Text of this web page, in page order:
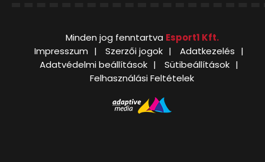
Minden jog fenntartva Esport1 Kft.
Impresszum
Szerzői jogok
Adatkezelés
Adatvédelmi beállítások
Sütibeállítások
Felhasználási Feltételek